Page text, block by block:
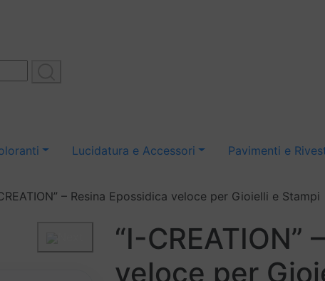
Lucidatura e Accessori Pavimenti e
– Resina Epossidica veloce per Gioielli e Stampi
“I-CREATION”
veloce per